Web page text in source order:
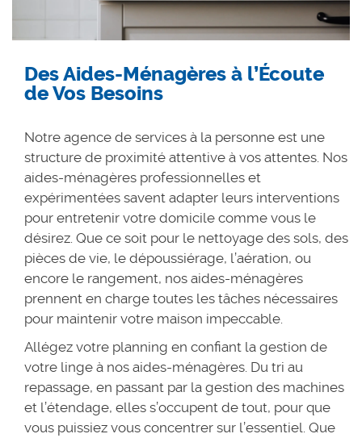
Des Aides-Ménagères à l’Écoute
de Vos Besoins
Notre agence de services à la personne est une
structure de proximité attentive à vos attentes. Nos
aides-ménagères professionnelles et
expérimentées savent adapter leurs interventions
pour entretenir votre domicile comme vous le
désirez. Que ce soit pour le nettoyage des sols, des
pièces de vie, le dépoussiérage, l’aération, ou
encore le rangement, nos aides-ménagères
prennent en charge toutes les tâches nécessaires
pour maintenir votre maison impeccable.
Allégez votre planning en confiant la gestion de
votre linge à nos aides-ménagères. Du tri au
repassage, en passant par la gestion des machines
et l’étendage, elles s’occupent de tout, pour que
vous puissiez vous concentrer sur l’essentiel. Que